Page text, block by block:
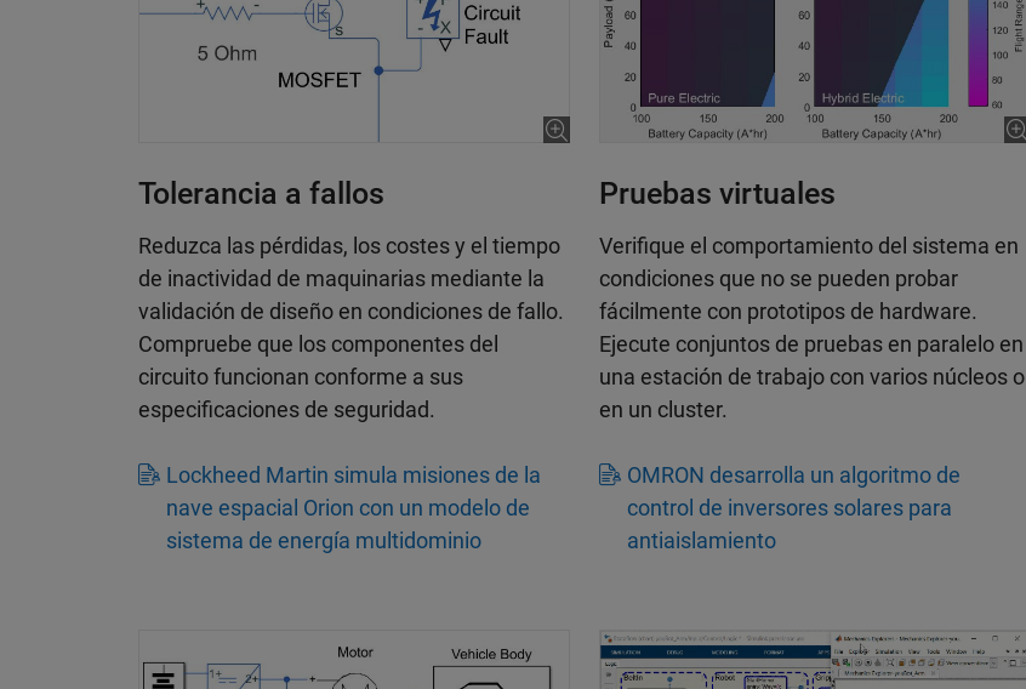
Tolerancia a fallos
Reduzca las pérdidas, los costes y el tiempo
de inactividad de maquinarias mediante la
validación de diseño en condiciones de fallo.
Compruebe que los componentes del
circuito funcionan conforme a sus
especificaciones de seguridad.
Lockheed Martin simula misiones de la
nave espacial Orion con un modelo de
sistema de energía multidominio
Pruebas virtuales
Verifique el comportamiento del sistema en
condiciones que no se pueden probar
fácilmente con prototipos de hardware.
Ejecute conjuntos de pruebas en paralelo en
una estación de trabajo con varios núcleos o
en un cluster.
OMRON desarrolla un algoritmo de
control de inversores solares para
antiaislamiento